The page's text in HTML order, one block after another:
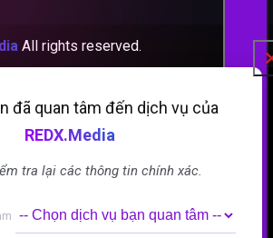
All rights reserved.
đã quan tâm đến dịch vụ của
REDX.Media
tra lại các thông tin chính xác.